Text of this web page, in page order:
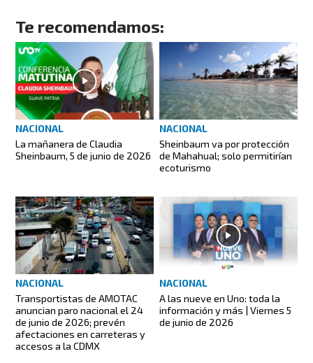
Te recomendamos:
NACIONAL
La mañanera de Claudia
Sheinbaum, 5 de junio de 2026
NACIONAL
Sheinbaum va por protección
de Mahahual; solo permitirían
ecoturismo
NACIONAL
Transportistas de AMOTAC
anuncian paro nacional el 24
de junio de 2026; prevén
afectaciones en carreteras y
accesos a la CDMX
NACIONAL
A las nueve en Uno: toda la
información y más | Viernes 5
de junio de 2026